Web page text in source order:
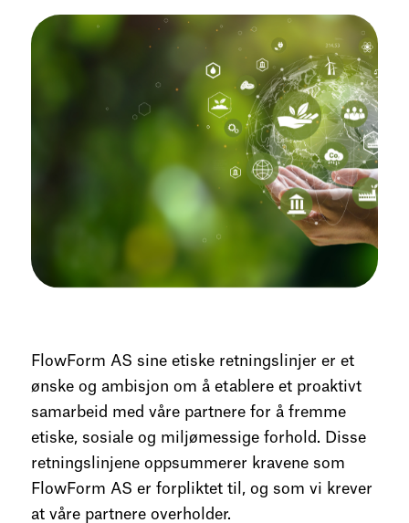
FlowForm AS sine etiske retningslinjer er et
ønske og ambisjon om å etablere et proaktivt
samarbeid med våre partnere for å fremme
etiske, sosiale og miljømessige forhold. Disse
retningslinjene oppsummerer kravene som
FlowForm AS er forpliktet til, og som vi krever
at våre partnere overholder.